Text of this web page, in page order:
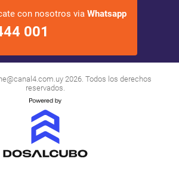
con nosotros via Whatsapp
001
2026. Todos los derechos
reservados.